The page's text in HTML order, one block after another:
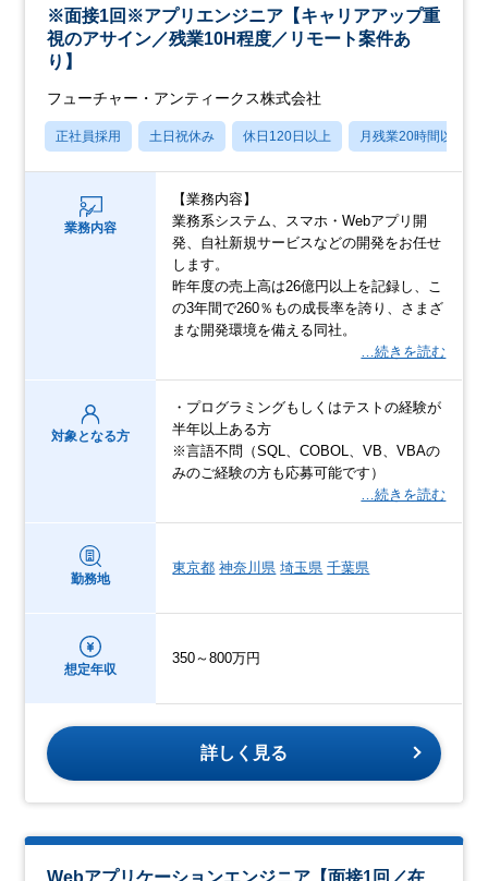
※面接1回※アプリエンジニア【キャリアアップ重
視のアサイン／残業10H程度／リモート案件あ
り】
フューチャー・アンティークス株式会社
正社員採用 土日祝休み 休日120日以上 月残業20時間以内
業務内容
【業務内容】
業務系システム、スマホ・Webアプリ開
発、自社新規サービスなどの開発をお任せ
します。
昨年度の売上高は26億円以上を記録し、こ
の3年間で260％もの成長率を誇り、さまざ
まな開発環境を備える同社。
…続きを読む
対象となる方
・プログラミングもしくはテストの経験が
半年以上ある方
※言語不問（SQL、COBOL、VB、VBAの
みのご経験の方も応募可能です）
…続きを読む
勤務地
東京都 神奈川県 埼玉県 千葉県
想定年収
350～800万円
詳しく見る